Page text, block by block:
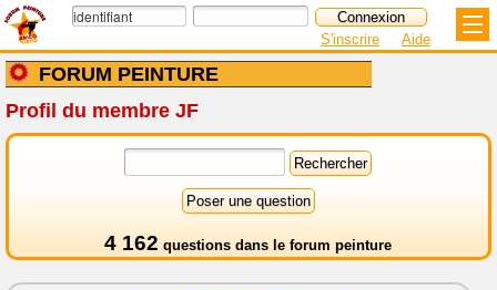
FORUM PEINTURE
S'inscrire Aide
Profil du membre JF
4 162 questions dans le forum peinture